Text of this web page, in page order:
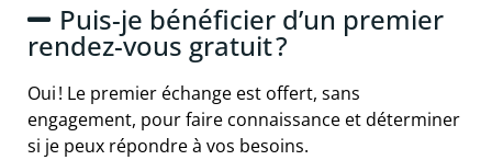
Puis-je bénéficier d’un premier
rendez-vous gratuit ?
Oui ! Le premier échange est offert, sans
engagement, pour faire connaissance et déterminer
si je peux répondre à vos besoins.